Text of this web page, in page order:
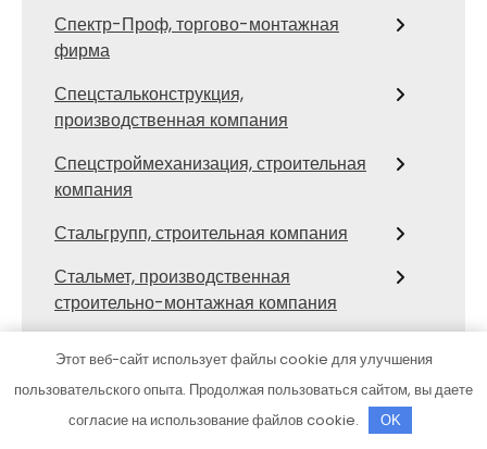
Спектр-Проф, торгово-монтажная
фирма
Спецстальконструкция,
производственная компания
Спецстроймеханизация, строительная
компания
Стальгрупп, строительная компания
Стальмет, производственная
строительно-монтажная компания
СТК, строительная компания
Строитель-вк
Этот веб-сайт использует файлы cookie для улучшения
пользовательского опыта. Продолжая пользоваться сайтом, вы даете
согласие на использование файлов cookie.
OK